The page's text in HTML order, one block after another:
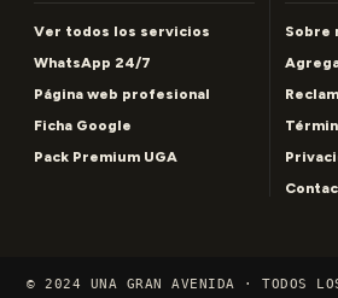
Ver todos los servicios
WhatsApp 24/7
Página web profesional
Ficha Google
Pack Premium UGA
Sobre
© 2024 UNA GRAN AVENIDA · TODOS LOS